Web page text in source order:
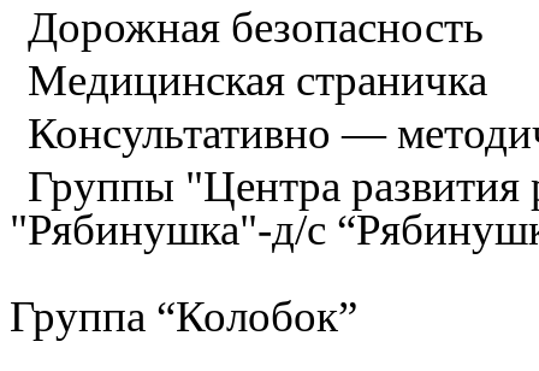
Дорожная безопасность
Медицинская страничка
Консультативно —
Группы "Центра развития
"Рябинушка"-д/с
Группа “Колобок”